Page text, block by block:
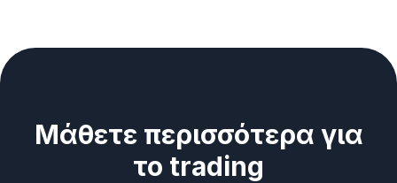
Μάθετε περισσότερα για
το trading